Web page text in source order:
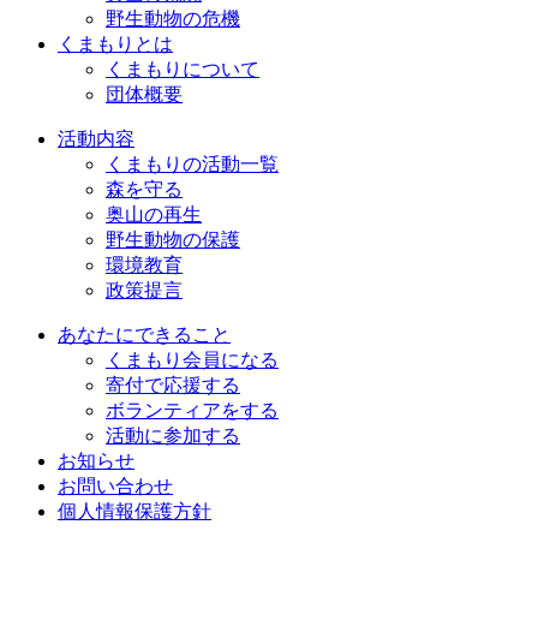
野生動物の危機
くまもりとは
くまもりについて
団体概要
活動内容
くまもりの活動一覧
森を守る
奥山の再生
野生動物の保護
環境教育
政策提言
あなたにできること
くまもり会員になる
寄付で応援する
ボランティアをする
活動に参加する
お知らせ
お問い合わせ
個人情報保護方針